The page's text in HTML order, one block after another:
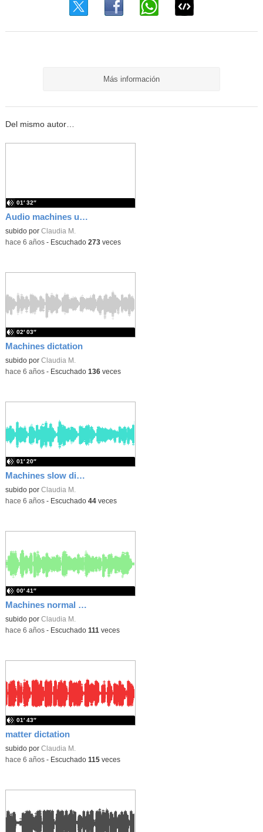
Más información
Del mismo autor…
Audio machines unidad 6
subido por Claudia M.
01′ 32″
-hace 6 años- Escuchado 273veces
Machines dictation
subido por Claudia M.
02′ 03″
-hace 6 años- Escuchado 136veces
Machines slow dictation
subido por Claudia M.
01′ 20″
-hace 6 años- Escuchado 44veces
Machines normal dictation
subido por Claudia M.
00′ 41″
-hace 6 años- Escuchado 111veces
matter dictation
subido por Claudia M.
01′ 43″
-hace 6 años- Escuchado 115veces